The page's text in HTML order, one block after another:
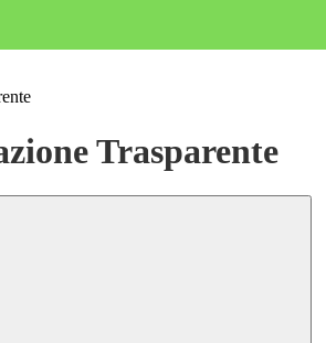
Trasparente